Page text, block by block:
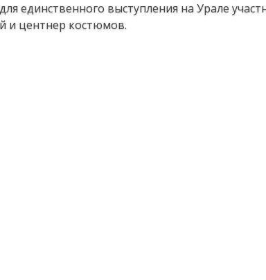
единственного выступления на Урале
и центнер костюмов.